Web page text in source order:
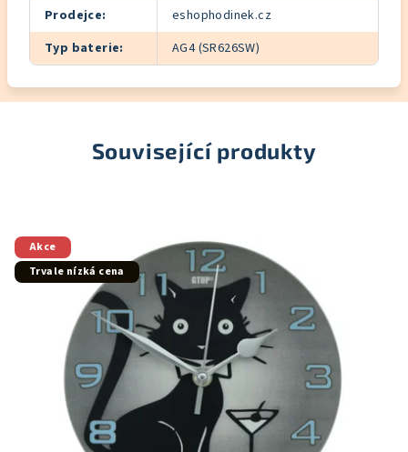
Prodejce:
eshophodinek.cz
Typ baterie: AG4 (SR626SW)
Související produkty
Akce
Trvale nízká cena